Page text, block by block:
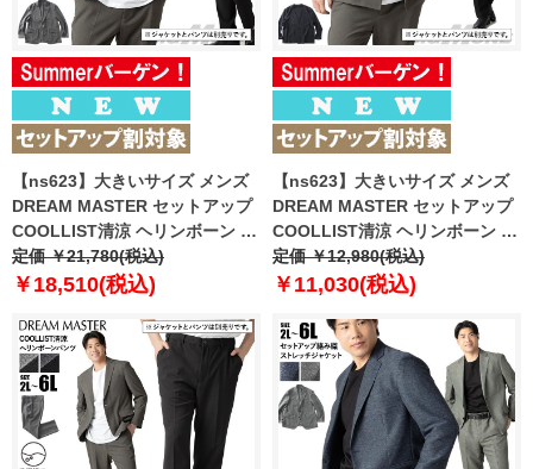
【ns623】大きいサイズ メンズ
DREAM MASTER セットアップ
COOLLIST清涼 ヘリンボーン ス
トレッチ ジャケット 軽量 ウォッ
シャブル スマリラ 春夏新作
定価 ￥21,780(税込)
￥18,510(税込)
【ns623】大きいサイズ メンズ
DREAM MASTER セットアップ
COOLLIST清涼 ヘリンボーン ス
トレッチ ノーカラー ジャケット
軽量 ウォッシャブル スマリラ 春
定価 ￥12,980(税込)
￥11,030(税込)